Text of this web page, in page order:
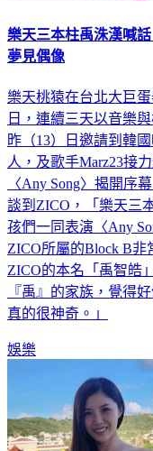
樂天三本柱禹洙漢喊
夢見偶像
樂天桃猿在台北大巨
日，連續三天以音樂
昨（13）日邀請到韓
人，及歌手Marz23接
〈Any Song〉揭開序
談到ZICO，「樂天三
孩們一同表演〈Any
ZICO所屬的Block B
ZICO的本名「禹智皓
『禹』的家族，覺得
真的很神奇。」
娛樂